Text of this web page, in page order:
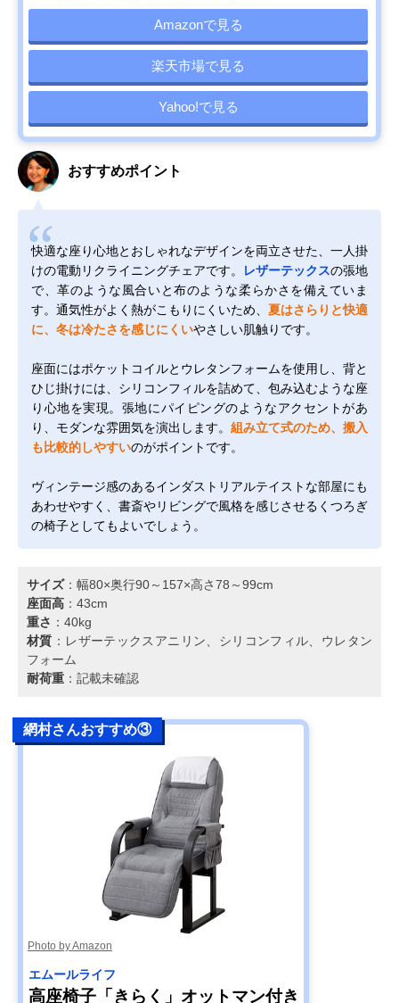
Amazonで見る
楽天市場で見る
Yahoo!で見る
おすすめポイント
快適な座り心地とおしゃれなデザインを両立させた、一人掛
けの電動リクライニングチェアです。
レザーテックスの張地
で、革のような風合いと布のような柔らかさを備えていま
す。通気性がよく熱がこもりにくいため、 夏はさらりと快適
に、冬は冷たさを感じにくいやさしい肌触りです。
座面にはポケットコイルとウレタンフォームを使用し、背と
ひじ掛けには、シリコンフィルを詰めて、包み込むような座
り心地を実現。張地にパイピングのようなアクセントがあ
り、モダンな雰囲気を演出します。 組み立て式のため、搬入
も比較的しやすいのがポイントです。
ヴィンテージ感のあるインダストリアルテイストな部屋にも
あわせやすく、書斎やリビングで風格を感じさせるくつろぎ
の椅子としてもよいでしょう。
サイズ：幅80×奥行90～157×高さ78～99cm
座面高 ：43cm
重さ ：40kg
材質 ：レザーテックスアニリン、シリコンフィル、ウレタン
フォーム
耐荷重 ：記載未確認
網村さんおすすめ③
Photo by Amazon
エムールライフ
高座椅子「きらく」オットマン付き